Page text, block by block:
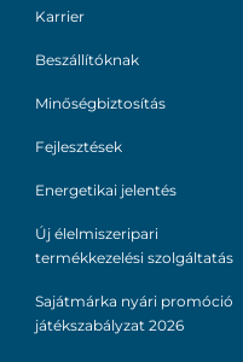
Karrier
Beszállítóknak
Minőségbiztosítás
Fejlesztések
Energetikai jelentés
Új élelmiszeripari
termékkezelési szolgáltatás
Sajátmárka nyári promóció
játékszabályzat 2026